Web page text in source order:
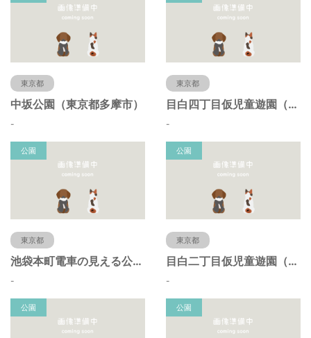
東京都
中坂公園（東京都多摩市）
-
東京都
目白四丁目仮児童遊園（東京都豊島区）
-
公園
東京都
池袋本町電車の見える公園（東京都豊島区）
-
公園
東京都
目白二丁目仮児童遊園（東京都豊島区）
-
公園 公園